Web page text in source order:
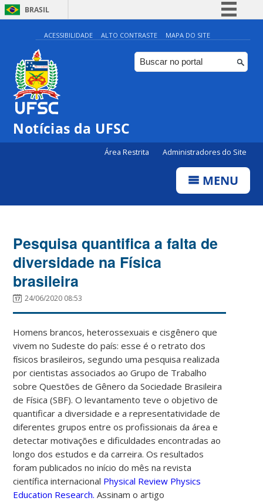
BRASIL
Simplifique!
Comunica BR
Participe
ACESSIBILIDADE ALTO CONTRASTE MAPA DO SITE
Notícias da UFSC
Área Restrita Administradores do Site
MENU
Pesquisa quantifica a falta de
diversidade na Física
brasileira
24/06/2020 08:53
Homens brancos, heterossexuais e cisgênero que
vivem no Sudeste do país: esse é o retrato dos
físicos brasileiros, segundo uma pesquisa realizada
por cientistas associados ao Grupo de Trabalho
sobre Questões de Gênero da Sociedade Brasileira
de Física (SBF). O levantamento teve o objetivo de
quantificar a diversidade e a representatividade de
diferentes grupos entre os profissionais da área e
detectar motivações e dificuldades encontradas ao
longo dos estudos e da carreira. Os resultados
foram publicados no início do mês na revista
científica internacional Physical Review Physics
Education Research. Assinam o artigo